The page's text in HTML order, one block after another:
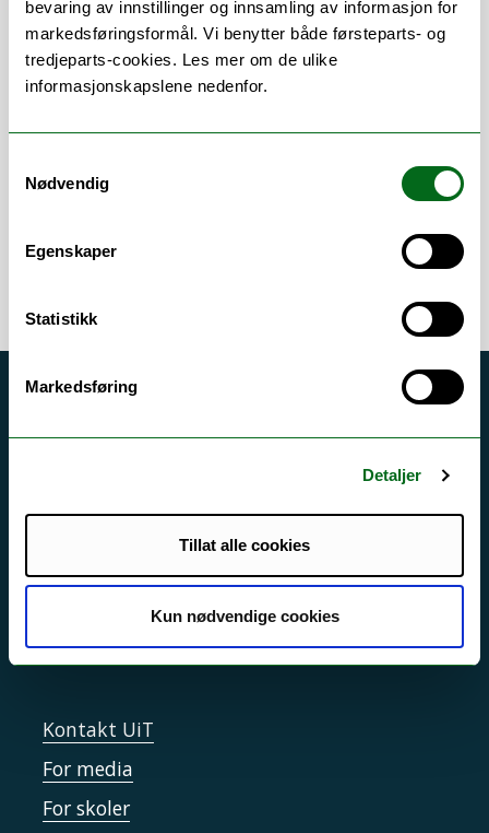
bevaring av innstillinger og innsamling av informasjon for
markedsføringsformål. Vi benytter både førsteparts- og
tredjeparts-cookies. Les mer om de ulike
informasjonskapslene nedenfor.
Nødvendig
Egenskaper
Statistikk
Markedsføring
Detaljer
Tillat alle cookies
Kun nødvendige cookies
Bibliotek
/
Informasjonskompetanse
Litteratursøk/
Akutt hjelp
Si ifra!
Personvern ved UiT
Tilgjengelighetserklæring
Kontakt UiT
For media
For skoler